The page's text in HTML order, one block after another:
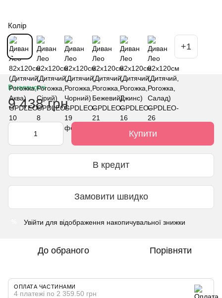
Колір
+1
В наявності
9 438 грн
Купити
В кредит
Замовити швидко
Увійти для відображення накопичувальної знижки
До обраного Порівняти
ОПЛАТА ЧАСТИНАМИ
4 платежі по 2 359.50 грн